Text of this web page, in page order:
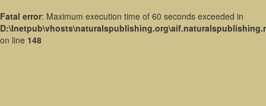
Fatal error: Maximum execution time of 60 seconds exceeded in
on line 148